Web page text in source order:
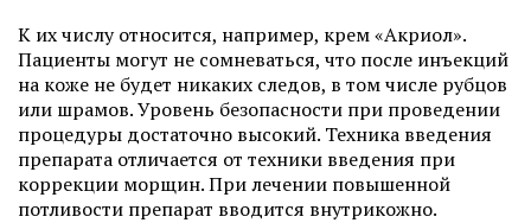
К их числу относится, например, крем «Акриол».
Пациенты могут не сомневаться, что после инъекций
на коже не будет никаких следов, в том числе рубцов
или шрамов. Уровень безопасности при проведении
процедуры достаточно высокий. Техника введения
препарата отличается от техники введения при
коррекции морщин. При лечении повышенной
потливости препарат вводится внутрикожно.